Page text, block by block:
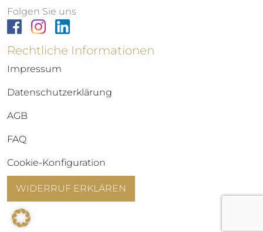
Folgen Sie uns
Rechtliche Informationen
Impressum
Datenschutzerklärung
AGB
FAQ
Cookie-Konfiguration
WIDERRUF ERKLÄREN